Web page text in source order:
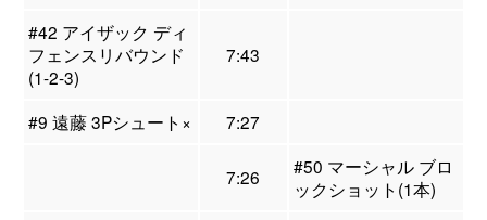
#42 アイザック ディ
フェンスリバウンド
(1-2-3)
7:43
#9 遠藤 3Pシュート× 7:27
7:26
#50 マーシャル ブロ
ックショット(1本)